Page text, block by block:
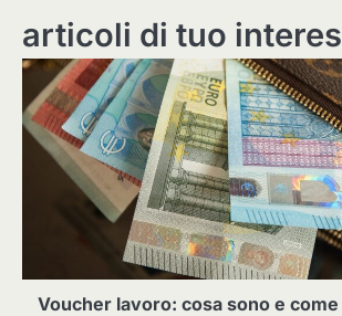
articoli di tuo
Voucher lavoro: cosa sono e